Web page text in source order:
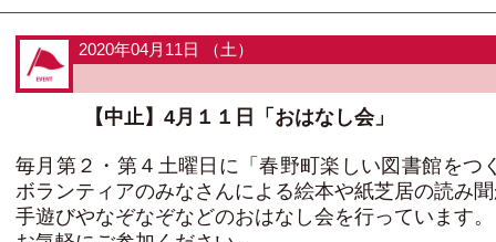
2020年04月11日 （土）
【中止】4月１１日「おはなし会」
毎月第２・第４土曜日に「春野町楽しい図書館をつ
ボランティアのみなさんによる絵本や紙芝居の読み
手遊びやなぞなぞなどのおはなし会を行っています。